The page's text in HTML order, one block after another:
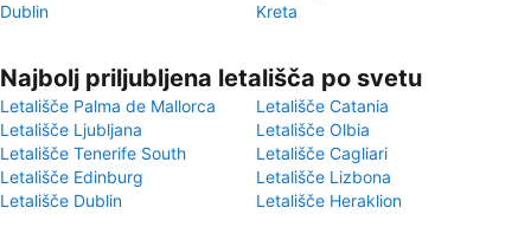
Dublin
Kreta
Najbolj priljubljena letališča po svetu
Letališče Palma de Mallorca
Letališče Catania
Letališče Ljubljana
Letališče Olbia
Letališče Tenerife South
Letališče Cagliari
Letališče Edinburg
Letališče Lizbona
Letališče Dublin
Letališče Heraklion